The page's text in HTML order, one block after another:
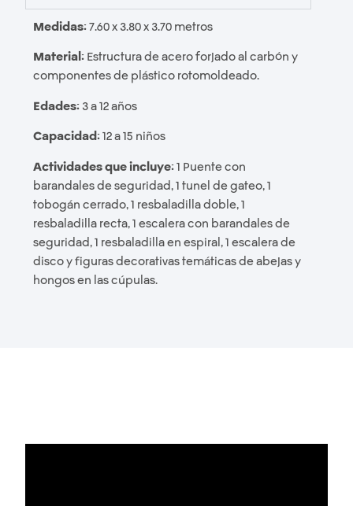
Medidas:7.60 x 3.80 x 3.70 metros
Material:Estructura de acero forjado al carbón y
componentes de plástico rotomoldeado.
Edades:3 a 12 años
Capacidad:12 a 15 niños
Actividades que incluye:1 Puente con
barandales de seguridad, 1 tunel de gateo, 1
tobogán cerrado, 1 resbaladilla doble, 1
resbaladilla recta, 1 escalera con barandales de
seguridad, 1 resbaladilla en espiral, 1 escalera de
disco y figuras decorativas temáticas de abejas y
hongos en las cúpulas.